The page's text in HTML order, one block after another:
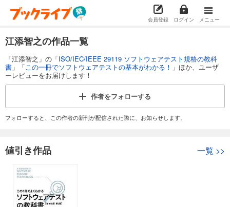
会員登録 ログイン メニュー
江添智之の作品一覧
「江添智之」の「ISO/IEC/IEEE 29119 ソフトウェアテスト規格の教科
書 」「この一冊でソフトウェアテストの基本がわかる！ 」ほか、ユーザ
ーレビューをお届けします！
作者をフォローする
フォローすると、この作者の新刊が配信された際に、お知らせします。
値引き作品 一覧 >>